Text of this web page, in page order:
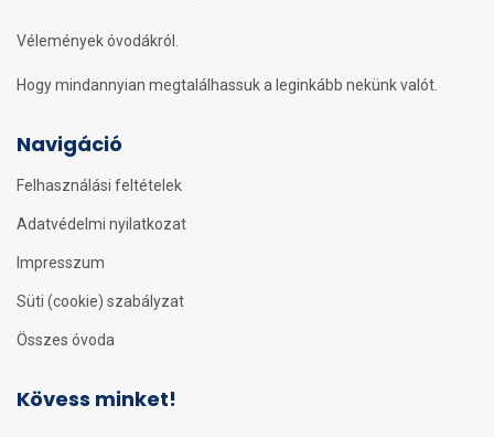
Vélemények óvodákról.
Hogy mindannyian megtalálhassuk a leginkább nekünk valót.
Navigáció
Felhasználási feltételek
Adatvédelmi nyilatkozat
Impresszum
Süti (cookie) szabályzat
Összes óvoda
Kövess minket!